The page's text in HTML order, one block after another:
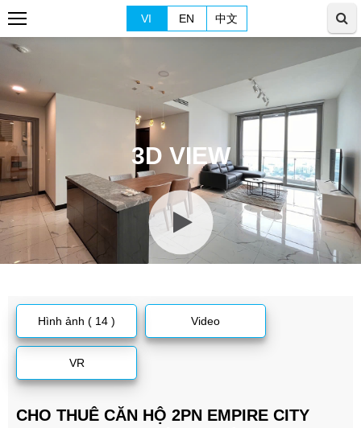
VI EN 中文
3D VIEW
Hình ảnh ( 14 ) Video
VR
CHO THUÊ CĂN HỘ 2PN EMPIRE CITY